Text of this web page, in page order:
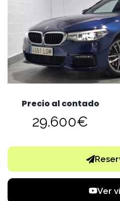
Precio al contado
29.600€
Ver